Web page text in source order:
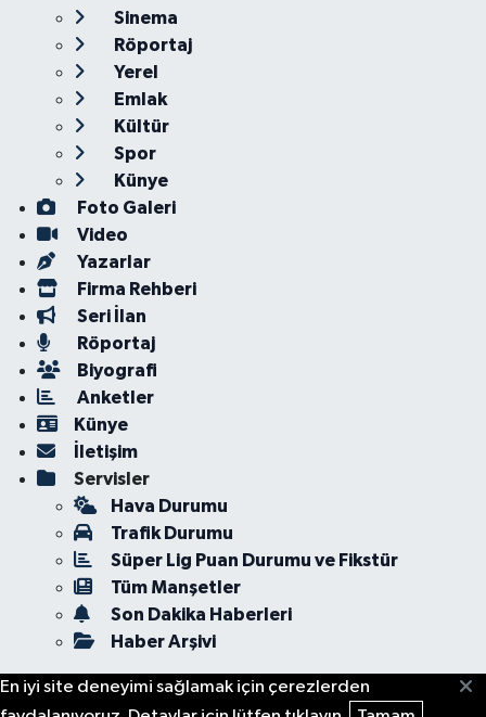
Sinema
Röportaj
Yerel
Emlak
Kültür
Spor
Künye
Foto Galeri
Video
Yazarlar
Firma Rehberi
Seri İlan
Röportaj
Biyografi
Anketler
Künye
İletişim
Servisler
Hava Durumu
Trafik Durumu
Süper Lig Puan Durumu ve Fikstür
Tüm Manşetler
Son Dakika Haberleri
Haber Arşivi
En iyi site deneyimi sağlamak için çerezlerden